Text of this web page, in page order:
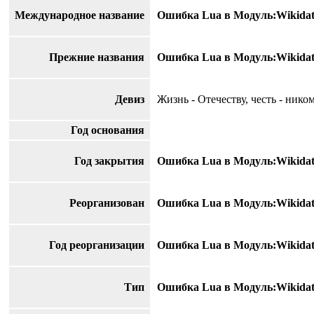
Международное название Ошибка Lua в
Прежние названия Ошибка Lua в
Девиз Жизнь - Отечеству, честь -
Год основания
Год закрытия Ошибка Lua в
Реорганизован Ошибка Lua в
Год реорганизации Ошибка Lua в
Тип Ошибка Lua в